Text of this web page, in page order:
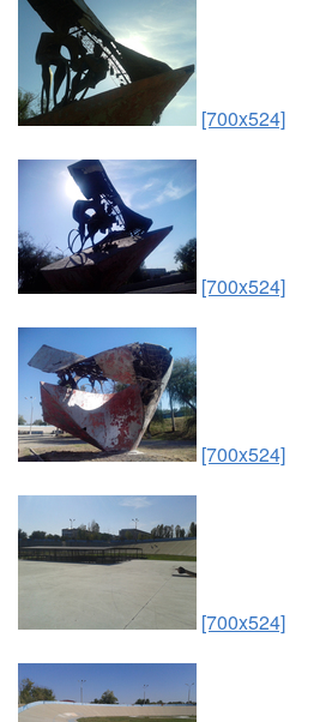
[700x524]
[700x524]
[700x524]
[700x524]